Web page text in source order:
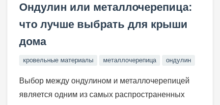
Ондулин или металлочерепица:
что лучше выбрать для крыши
дома
кровельные материалы металлочерепица ондулин
Выбор между ондулином и металлочерепицей
является одним из самых распространенных